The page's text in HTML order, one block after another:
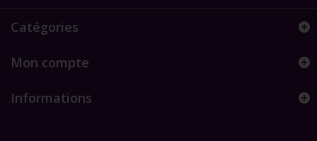
Catégories
Mon compte
Informations